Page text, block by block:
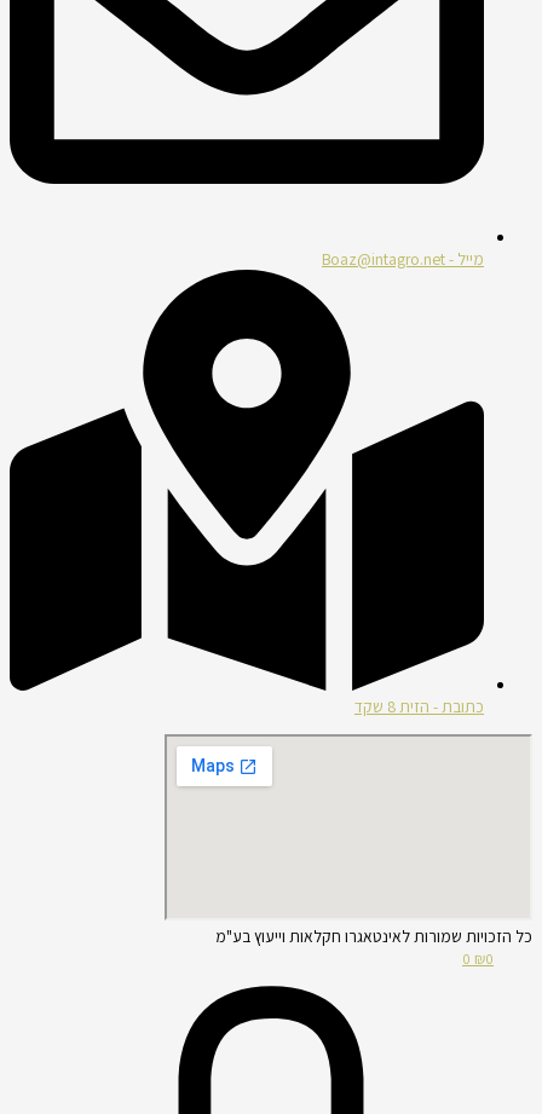
מייל - Boaz@intagro.net
כתובת - הזית 8 שקד
כל הזכויות שמורות לאינטאגרו חקלאות וייעוץ בע"מ
₪0
0